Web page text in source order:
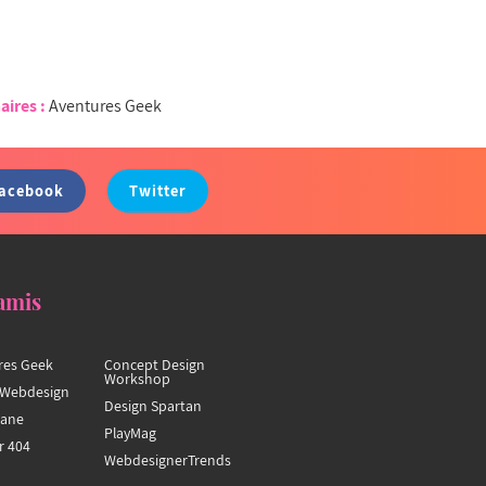
:Aventures Geek
Twitter
Geek
404
Concept Design
Workshop
Design Spartan
PlayMag
WebdesignerTrends